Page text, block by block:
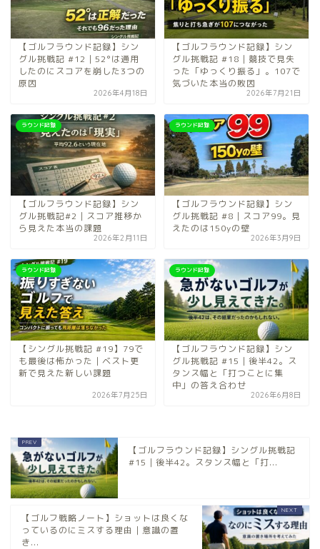
【ゴルフラウンド記録】シン
グル挑戦記 #12｜52°は通用
したのにスコアを崩した3つの
原因
2026年4月18日
【ゴルフラウンド記録】シン
グル挑戦記 #18｜競技で見失
った「ゆっくり振る」。107で
気づいた本当の敗因
2026年7月21日
ラウンド記録
【ゴルフラウンド記録】シン
グル挑戦記#2｜スコア推移か
ら見えた本当の課題
2026年2月11日
ラウンド記録
【ゴルフラウンド記録】シン
グル挑戦記 #8｜スコア99。見
えたのは150yの壁
2026年3月9日
ラウンド記録
【シングル挑戦記 #19】79で
も最後は怖かった｜ベスト更
新で見えた新しい課題
2026年7月25日
ラウンド記録
【ゴルフラウンド記録】シン
グル挑戦記 #15｜後半42。ス
タンス幅と「打つことに集
中」の答え合わせ
2026年6月8日
【ゴルフラウンド記録】シングル挑戦記
#15｜後半42。スタンス幅と「打...
【ゴルフ戦略ノート】ショットは良くな
っているのにミスする理由｜意識の置
き...